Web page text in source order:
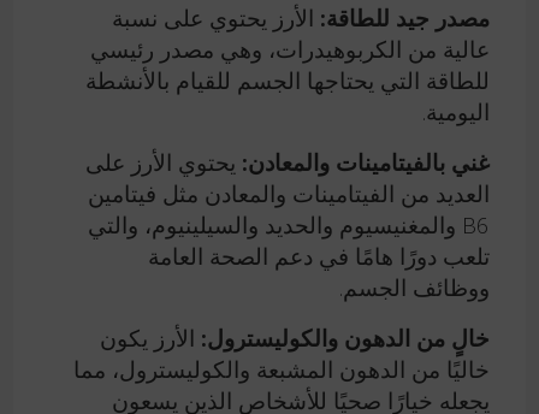
مصدر جيد للطاقة: الأرز يحتوي على نسبة
عالية من الكربوهيدرات، وهي مصدر رئيسي
للطاقة التي يحتاجها الجسم للقيام بالأنشطة
اليومية.
غني بالفيتامينات والمعادن: يحتوي الأرز على
العديد من الفيتامينات والمعادن مثل فيتامين
B6 والمغنيسيوم والحديد والسيلينيوم، والتي
تلعب دورًا هامًا في دعم الصحة العامة
ووظائف الجسم.
خالٍ من الدهون والكوليسترول: الأرز يكون
خاليًا من الدهون المشبعة والكوليسترول، مما
يجعله خيارًا صحيًا للأشخاص الذين يسعون